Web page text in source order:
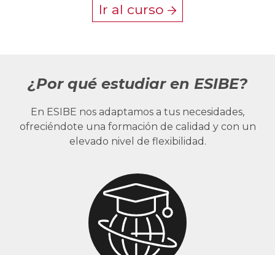
Ir al curso
¿Por qué estudiar en ESIBE?
En ESIBE nos adaptamos a tus necesidades,
ofreciéndote una formación de calidad y con un
elevado nivel de flexibilidad.